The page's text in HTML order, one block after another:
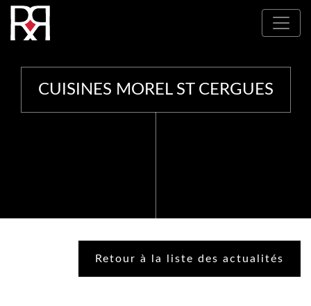
Où nous trouver : Nos partenaires
CUISINES MOREL ST CERGUES
Retour à la liste des actualités